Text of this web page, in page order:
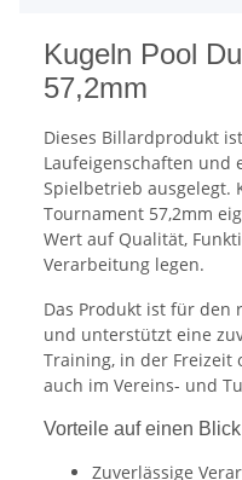
Kugeln Pool
57,2mm
Dieses Billardprodukt
Laufeigenschaften und
Spielbetrieb ausgelegt.
Tournament 57,2mm
Wert auf Qualität,
Verarbeitung legen.
Das Produkt ist für den
und unterstützt eine
Training, in der Freizeit
auch im Vereins- und
Vorteile auf einen Blick
Zuverlässige